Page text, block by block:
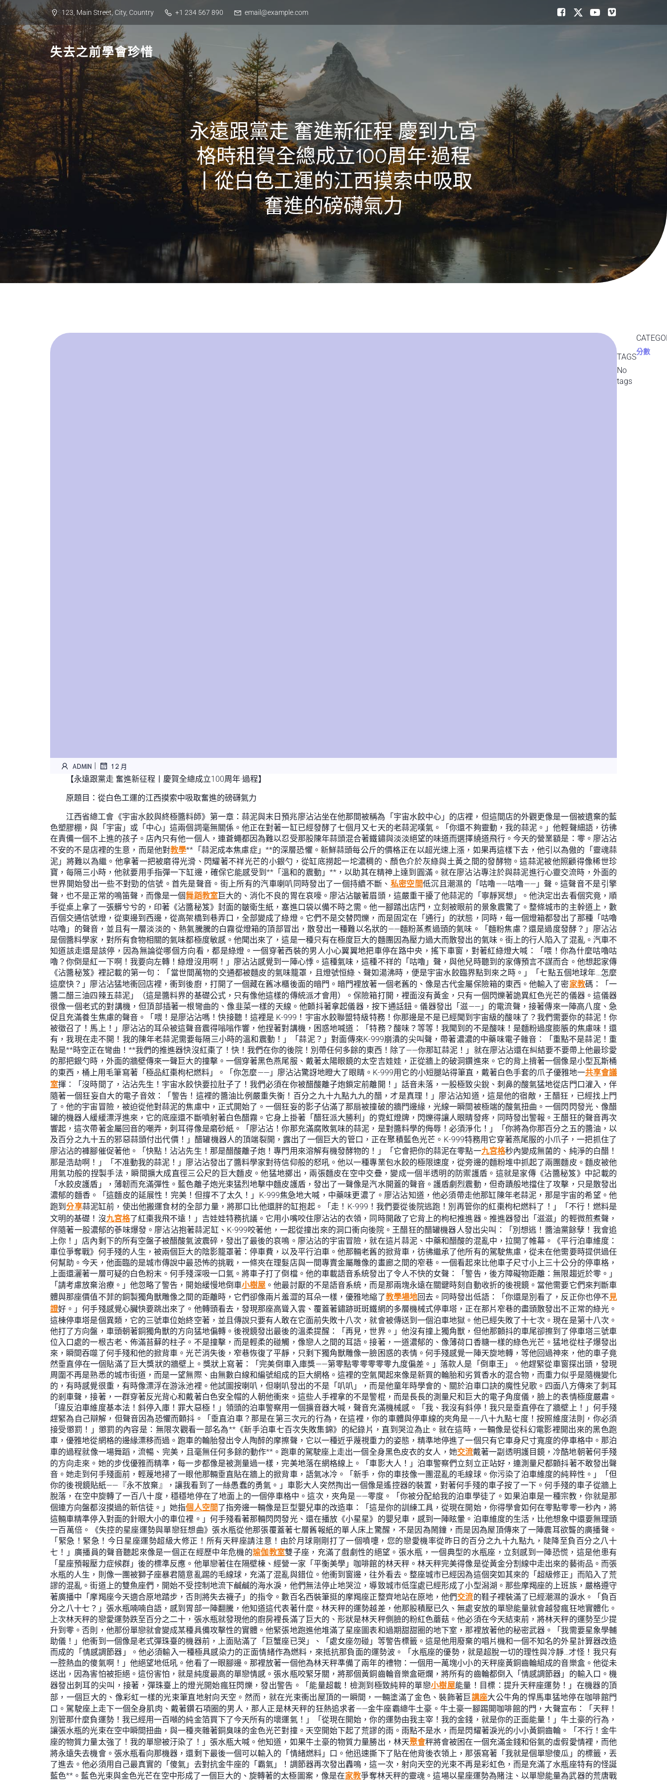
Skip
content
123, Main Street, City, Country +1 234 567 890 email@example.com
失去之前學會珍惜
永遠跟黨走 奮進新征程 慶到九宮
格時租賀全總成立100周年·過程
丨從白色工運的江西摸索中吸取
奮進的磅礴氣力
ADMIN 1 2 月
【永遠跟黨走 奮進新征程丨慶賀全總成立100周年·過程】
原題目：從白色工運的江西摸索中吸取奮進的磅礴氣力
江西省總工會《宇宙水餃與終極醬料師》第一章：蒜泥與末日預兆廖沾沾坐在他那間被稱為「宇宙水餃中心」的店裡，但這間店的外觀更像是一個被遺棄的藍
色塑膠棚，與「宇宙」或「中心」這兩個詞毫無關係。他正在對著一缸已經發酵了七個月又七天的老蒜泥嘆氣。「你還不夠靈動，我的蒜泥。」他輕聲細語，彷彿
在責備一個不上進的孩子。店內只有他一個人，連蒼蠅都因為難以忍受那股陳年蒜頭混合著鐵鏽與淡淡絕望的味道而選擇繞道飛行。今天的營業額是：零。廖沾沾
不安的不是店裡的生意，而是他對教學**「蒜泥成本焦慮症」**的深層恐懼。新鮮蒜頭每公斤的價格正在以超光速上漲，如果再這樣下去，他引以為傲的「靈魂蒜
泥」將難以為繼。他拿著一把被磨得光滑、閃耀著不祥光芒的小銀勺，從缸底撈起一坨濃稠的、顏色介於灰綠與土黃之間的發酵物。這蒜泥被他照顧得像稀世珍
寶，每隔三小時，他就要用手指彈一下缸邊，確保它能感受到**「溫和的震動」**，以助其在精神上達到圓滿。就在廖沾沾專注於與蒜泥進行心靈交流時，外面的
世界開始發出一些不對勁的信號。首先是聲音。街上所有的汽車喇叭同時發出了一個持續不斷、 私密空間低沉且潮濕的「咕嚕——咕嚕——」聲。這聲音不是引擎
聲，也不是正常的鳴笛聲，而像是一個舞蹈教室巨大的、消化不良的胃在哀嚎。廖沾沾皺著眉頭，這嚴重干擾了他蒜泥的「寧靜冥想」。他決定出去看個究竟，順
手從桌上拿了一張髒兮兮的，印著《沾醬秘笈》封面的皺衛生紙，塞進口袋以備不時之需。他一腳踏出店門，立刻被眼前的景象震驚了。整條城市的主幹道上，數
百個交通信號燈，從東邊到西邊，從高架橋到巷弄口，全部變成了綠燈。它們不是交替閃爍，而是固定在「通行」的狀態，同時，每一個燈箱都發出了那種「咕嚕
咕嚕」的聲音，並且有一層淡淡的、熱氣騰騰的白霧從燈箱的頂部冒出，散發出一種難以名狀的——麵粉蒸煮過頭的氣味。「麵粉焦慮？還是過度發酵？」廖沾沾
是個醬料學家，對所有食物相關的氣味都極度敏感。他聞出來了，這是一種只有在極度巨大的麵團因為壓力過大而散發出的氣味。街上的行人陷入了混亂。汽車不
知道該走還是該停，因為無論從哪個方向看，都是綠燈。一個穿著西裝的男人小心翼翼地把車停在路中央，搖下車窗，對著紅綠燈大喊：「喂！你為什麼咕嚕咕
嚕？你倒是紅一下啊！我要向左轉！綠燈沒用啊！」廖沾沾感覺到一陣心悸。這種氣味，這種不祥的「咕嚕」聲，與他兒時聽到的家傳預言不謀而合。他想起家傳
《沾醬秘笈》裡記載的第一句：「當世間萬物的交通都被麵皮的氣味籠罩，且燈號恒綠、聲如湯沸時，便是宇宙水餃臨界點到來之時。」「七點五個地球年…怎麼
這麼快？」廖沾沾猛地衝回店裡，衝到後廚，打開了一個藏在舊冰櫃後面的暗門。暗門裡放著一個老舊的、像是古代金屬保險箱的東西。他輸入了密家教碼：「一
醬二醋三油四辣五蒜泥」（這是醬料界的基礎公式，只有像他這樣的傳統派才會用）。保險箱打開，裡面沒有黃金，只有一個閃爍著詭異紅色光芒的儀器。這儀器
很像一個老式的對講機，但頂部插著一根彎曲的、像韭菜一樣的天線。他顫抖著拿起儀器，按下通話鈕。儀器發出「滋——」的電流聲，接著傳來一陣高八度、急
促且充滿養生焦慮的聲音。「喂！是廖沾沾嗎！快接聽！這裡是 K-999！宇宙水餃聯盟特級特務！你那邊是不是已經聞到宇宙級的酸味了？我們需要你的蒜泥！你
被徵召了！馬上！」廖沾沾的耳朵被這聲音震得嗡嗡作響，他捏著對講機，困惑地喊道：「特務？酸味？等等！我聞到的不是酸味！是麵粉過度膨脹的焦慮味！還
有，我現在走不開！我的陳年老蒜泥需要每隔三小時的溫和震動！」「蒜泥？」對面傳來K-999崩潰的尖叫聲，帶著濃濃的中藥味電子雜音：「重點不是蒜泥！重
點是**時空正在彎曲！**我們的推進器快沒紅棗了！快！我們在你的後院！別帶任何多餘的東西！除了——你那缸蒜泥！」就在廖沾沾還在糾結要不要帶上他最珍愛
的那把銀勺時，外面的牆壁傳來一聲巨大的撞擊。一個穿著黑色燕尾服、戴著太陽眼鏡的太空吉娃娃，正從牆上的破洞鑽進來。它的背上揹著一個像是小型瓦斯桶
的東西，桶上用毛筆寫著「極品紅棗枸杞燃料」。「你怎麼——」廖沾沾驚訝地瞪大了眼睛。K-999用它的小短腿站得筆直，戴著白色手套的爪子優雅地一共享會議
室揮：「沒時間了，沾沾先生！宇宙水餃快要拉肚子了！我們必須在你被醋酸離子炮鎖定前離開！」話音未落，一股極致尖銳、刺鼻的酸氣猛地從店門口灌入，伴
隨著一個狂妄自大的電子音效：「警告！這裡的醬油比例嚴重失衡！百分之九十九點九九的醋，才是真理！」廖沾沾知道，這是他的宿敵，王醋狂，已經找上門
了。他的宇宙冒險，被迫從他對蒜泥的焦慮中，正式開始了。一個狂妄的影子佔滿了那扇被撞破的牆門邊緣，光線一瞬間被極端的酸氣扭曲。一個閃閃發光、像醋
罐的機器人緩緩漂浮進來，它的底座還不斷噴射著白色醋霧。它身上掛著「醋狂派大勝利」的霓虹燈牌，閃爍得讓人眼睛發疼，同時發出警報。王醋狂的聲音再次
響起，這次帶著金屬回音的嘲弄，刺耳得像是磨砂紙。「廖沾沾！你那充滿腐敗氣味的蒜泥，是對醬料學的侮辱！必須淨化！」「你將為你那百分之五的醬油，以
及百分之九十五的邪惡蒜頭付出代價！」醋罐機器人的頂端裂開，露出了一個巨大的管口，正在聚積藍色光芒。K-999特務用它穿著燕尾服的小爪子，一把抓住了
廖沾沾的褲腳催促著他。「快點！沾沾先生！那是醋酸離子炮！專門用來溶解有機發酵物的！」「它會把你的蒜泥在零點一九宮格秒內變成無菌的、純淨的白醋！
那是浩劫啊！」「不准動我的蒜泥！」廖沾沾發出了醬料學家對待信仰般的怒吼。他以一種專業包水餃的極限速度，從旁邊的麵粉堆中抓起了兩團麵皮。麵皮被他
用氣功般的捏製手法，瞬間擴大成直徑三公尺的巨大麵皮。他猛地擲出，兩張麵皮在空中交疊，變成一個半透明的防禦護盾。這就是家傳《沾醬秘笈》中記載的
「水餃皮護盾」，薄韌而充滿彈性。藍色離子炮光束猛烈地擊中麵皮護盾，發出了一聲像是汽水開蓋的聲音。護盾劇烈震動，但奇蹟般地擋住了攻擊，只是散發出
濃郁的麵香。「這麵皮的延展性！完美！但撐不了太久！」K-999焦急地大喊，中藥味更濃了。廖沾沾知道，他必須帶走他那缸陳年老蒜泥，那是宇宙的希望。他
跑到分享蒜泥缸前，使出他搬運食材的全部力量，將那口比他還胖的缸抱起。「走！K-999！我們要從後院逃跑！別再管你的紅棗枸杞燃料了！」「不行！燃料是
文明的基礎！沒九宮格了紅棗我飛不遠！」吉娃娃特務抗議。它用小嘴咬住廖沾沾的衣領，同時開啟了它背上的枸杞推進器。推進器發出「滋滋」的輕微煎煮聲，
伴隨著一股濃郁的蔘味爆發。廖沾沾抱著蒜泥缸、K-999咬著他，一起從撞出來的洞口衝向後院。王醋狂的醋罐機器人發出尖叫：「別想逃！醬油黨餘孽！我會追
上你！」店內剩下的所有空盤子被醋酸氣波震碎，發出了最後的哀鳴。廖沾沾的宇宙冒險，就在這片蒜泥、中藥和醋酸的混亂中，拉開了帷幕。《平行泊車維度：
車位爭奪戰》何手殘的人生，被兩個巨大的陰影籠罩著：停車費，以及平行泊車。他那輛老舊的掀背車，彷彿繼承了他所有的駕駛焦慮，從未在他需要時提供過任
何幫助。今天，他面臨的是城市傳說中最恐怖的挑戰，一條夾在理髮店與一間專賣金屬雕像的畫廊之間的窄巷。一個看起來比他車子尺寸小上三十公分的停車格，
上面還灑著一層可疑的白色粉末。何手殘深吸一口氣。將車子打了倒檔。他的車載語音系統發出了令人不快的女聲：「警告，後方障礙物距離：無限趨近於零。」
「請考慮放棄治療。」他忽略了警告，開始緩慢地倒車小樹屋 。他最討厭的不是語音系統，而是那兩塊永遠在關鍵時刻自動收折的後視鏡。當他需要它們來判斷車
體與那座價值不菲的銅製獨角獸雕像之間的距離時，它們卻像兩片羞澀的耳朵一樣，優雅地縮了教學場地回去。同時發出低語：「你還是別看了，反正你也停不見
證好。」何手殘感覺心臟快要跳出來了。他轉頭看去，發現那座高聳入雲、覆蓋著鏽跡斑斑鐵網的多層機械式停車塔，正在那片窄巷的盡頭散發出不正常的綠光。
這棟停車塔是個異類，它的三號車位始終空著，並且傳說只要有人敢在它面前失敗十八次，就會被傳送到一個泊車地獄。他已經失敗了十七次。現在是第十八次。
他打了方向盤，車頭朝著銅獨角獸的方向猛地偏轉。後視鏡發出最後的溫柔提醒：「再見，世界。」他沒有撞上獨角獸，但他那顫抖的車尾卻擦到了停車塔三號車
位入口處的一根古老、佈滿苔蘚的柱子。不是撞擊，而是輕柔的碰觸，像戀人之間的耳語。接著，一道濃郁的、像薄荷口香糖一樣的綠色光芒。猛地從柱子爆發出
來，瞬間吞噬了何手殘和他的掀背車。光芒消失後，窄巷恢復了平靜，只剩下獨角獸雕像一臉困惑的表情。何手殘感覺一陣天旋地轉，等他回過神來，他的車子竟
然垂直停在一個貼滿了巨大獎狀的牆壁上。獎狀上寫著：「完美倒車入庫獎——第零點零零零零零九度偏差。」落款人是「倒車王」。他趕緊從車窗探出頭，發現
周圍不再是熟悉的城市街道，而是一望無際、由無數白線和編號組成的巨大網格。這裡的空氣聞起來像是新買的輪胎和劣質香水的混合物，而重力似乎是隨機變化
的，有時感覺很重，有時像漂浮在游泳池裡。他試圖按喇叭，但喇叭發出的不是「叭叭」，而是他童年時學會的、關於泊車口訣的魔性兒歌。四面八方傳來了刺耳
的剎車聲，接著，一群穿著反光背心和戴著白色安全帽的人朝他衝來。這些人手裡拿的不是警棍，而是長長的測量尺和巨大的電子角度儀，臉上的表情極度嚴肅。
「違反泊車維度基本法！斜停入庫！罪大惡極！」領頭的泊車警察用一個擴音器大喊，聲音充滿機械感。「我、我沒有斜停！我只是垂直停在了牆壁上！」何手殘
趕緊為自己辯解，但聲音因為恐懼而顫抖。「垂直泊車？那是在第三次元的行為，在這裡，你的車體與停車線的夾角是——八十九點七度！按照維度法則，你必須
接受懲罰！」懲罰的內容是：無限次觀看一部名為**《新手泊車七百次失敗集錦》的紀錄片，直到哭泣為止。就在這時，一輛像是從科幻電影裡開出來的黑色跑
車，優雅地從網格的邊緣漂移而過。跑車的輪胎發出令人陶醉的摩擦聲，它以一種近乎蔑視重力的姿態，精準地停進了一個只有它車身尺寸寬度的停車格中。那泊
車的過程就像一場舞蹈，流暢、完美，且毫無任何多餘的動作**。跑車的駕駛座上走出一個全身黑色皮衣的女人，她交流戴著一副透明護目鏡，冷酷地朝著何手殘
的方向走來。她的步伐優雅而精準，每一步都像是被測量過一樣，完美地落在網格線上。「車影大人！」泊車警察們立刻立正站好，連測量尺都顫抖著不敢發出聲
音。她走到何手殘面前，輕蔑地掃了一眼他那輛垂直貼在牆上的掀背車，語氣冰冷。「新手，你的車技像一團混亂的毛線球。你污染了泊車維度的純粹性。」「但
你的後視鏡貼紙——『永不放棄』，讓我看到了一絲愚蠢的勇氣。」車影大人突然掏出一個像是遙控器的裝置，對著何手殘的車子按了一下。何手殘的車子從牆上
脫落，在空中旋轉了一百八十度，穩穩地停在了地面上的一個停車格中。這次，夾角是——零度。「你被分配給我的泊車學徒了。如果泊車是一種宗教，你就是那
個連方向盤都沒摸過的新信徒。」她指個人空間了指旁邊一輛像是巨型嬰兒車的改造車：「這是你的訓練工具，從現在開始，你得學會如何在零點零零一秒內，將
這輛車精準停入對面的針眼大小的車位裡。」何手殘看著那輛閃閃發光、還在播放《小星星》的嬰兒車，感到一陣眩暈。泊車維度的生活，比他想象中還要無理頭
一百萬倍。《失控的星座運勢與單戀狂想曲》張水瓶從他那張覆蓋著七層舊報紙的單人床上驚醒，不是因為鬧鐘，而是因為屋頂傳來了一陣震耳欲聾的廣播聲。
「緊急！緊急！今日星座運勢超級大修正！所有天秤座請注意！由於月球剛剛打了一個噴嚏，您的戀愛機率從昨日的百分之九十九點九，陡降至負百分之八十
七！」廣播員的聲音聽起來像是一個正在經歷中年危機的瑜伽教室雙子座，充滿了戲劇性的絕望。張水瓶，一個典型的水瓶座，立刻感到一陣恐慌，這是他患有
「星座預報壓力症候群」後的標準反應。他單戀著住在隔壁棟、經營一家「平衡美學」咖啡館的林天秤。林天秤完美得像是從黃金分割線中走出來的藝術品。而張
水瓶的人生，則像一團被獅子座暴君隨意亂踢的毛線球，充滿了混亂與錯位。他衝到窗邊，往外看去。整座城市已經因為這個突如其來的「超級修正」而陷入了荒
謬的混亂。街道上的雙魚座們，開始不受控制地流下鹹鹹的海水淚，他們無法停止地哭泣，導致城市低窪處已經形成了小型潟湖。那些摩羯座的上班族，嚴格遵守
著廣播中「摩羯座今天適合原地踏步，否則將失去襪子」的指令。數百名西裝筆挺的摩羯座正整齊地站在原地，他們交流的鞋子裡裝滿了已經潮濕的淚水。「負百
分之八十七？」張水瓶喃喃自語，感到胃部一陣翻騰，他知道這代表著什麼。林天秤的運勢越差，他那股積壓已久、無處安放的單戀能量就會越發瘋狂地實體化。
上次林天秤的戀愛運勢跌至百分之二十，張水瓶就發現他的廚房裡長滿了巨大的、形狀是林天秤側臉的粉紅色蘑菇。他必須在今天結束前，將林天秤的運勢至少提
升到零。否則，他那份單戀就會變成某種具備攻擊性的實體。他緊張地跑進他堆滿了星座圖表和過期甜甜圈的地下室，那裡放著他的秘密武器。「我需要星象學輔
助儀！」他衝到一個像是老式彈珠臺的機器前，上面貼滿了「巨蟹座已哭」、「處女座勿碰」等警告標籤。這是他用廢棄的唱片機和一個不知名的外星計算器改造
而成的「情感調節器」。他必須輸入一種極具感染力的正面情緒作為燃料，來抵抗那負面的運勢波。「水瓶座的優勢，就是超脫一切的理性與冷靜…才怪！我只有
一腔熱血的傻氣啊！」他絕望地低吼。他看了一眼腳邊。那裡放著一個他為林天秤準備了兩年的禮物：一個用一萬塊小小的天秤座黃銅齒輪組成的音樂盒。他從未
送出，因為害怕被拒絕。這份害怕，就是純度最高的單戀情感。張水瓶咬緊牙關，將那個黃銅齒輪音樂盒砸爛，將所有的齒輪都倒入「情感調節器」的輸入口。機
器發出刺耳的尖叫，接著，彈珠臺上的燈光開始瘋狂閃爍，發出警告。「能量超載！檢測到極致純粹的單戀小樹屋能量！目標：提升天秤座運勢！」在機器的頂
部，一個巨大的、像彩虹一樣的光束筆直地射向天空。然而，就在光束衝出屋頂的一瞬間，一輛塗滿了金色、裝飾著巨講座大公牛角的悍馬車猛地停在咖啡館門
口。駕駛座上走下一個全身肌肉、戴著鑽石項圈的男人，那人正是林天秤的狂熱追求者——金牛座霸總牛土豪。牛土豪一腳踢開咖啡館的門，大聲宣布：「天秤！
別管那什麼負運勢！我已經用一百噸的純金箔買下了今天所有的壞運氣！」「從現在開始，你的運勢由我主宰！我的金錢，就是你的正面能量！」牛土豪的行為，
讓張水瓶的光束在空中瞬間扭曲，與一種夾雜著銅臭味的金色光芒對撞。天空開始下起了荒謬的雨。雨點不是水，而是閃耀著淚光的小小黃銅齒輪。「不行！金牛
座的物質力量太強了！我的單戀被汙染了！」張水瓶大喊。他知道，如果牛土豪的物質力量勝出，林天聚會秤將會被困在一個充滿金錢和俗氣的虛假愛情裡，而他
將永遠失去機會。張水瓶看向那機器，還剩下最後一個可以輸入的「情緒燃料」口。他迅速撕下了貼在他背後衣領上，那張寫著「我就是個單戀傻瓜」的標籤，丟
了進去。他必須用自己最真實的「傻氣」去對抗金牛座的「霸氣」！調節器再次發出轟鳴，這一次，射向天空的光束不再是彩虹色，而是充滿了水瓶座特有的怪誕
藍色**。藍色光束與金色光芒在空中形成了一個巨大的、旋轉著的太極圖案，像是在家教爭奪林天秤的靈魂。這場以星座運勢為賭注、以單戀能量為武器的荒唐戰
TAGS
No
tags
分數